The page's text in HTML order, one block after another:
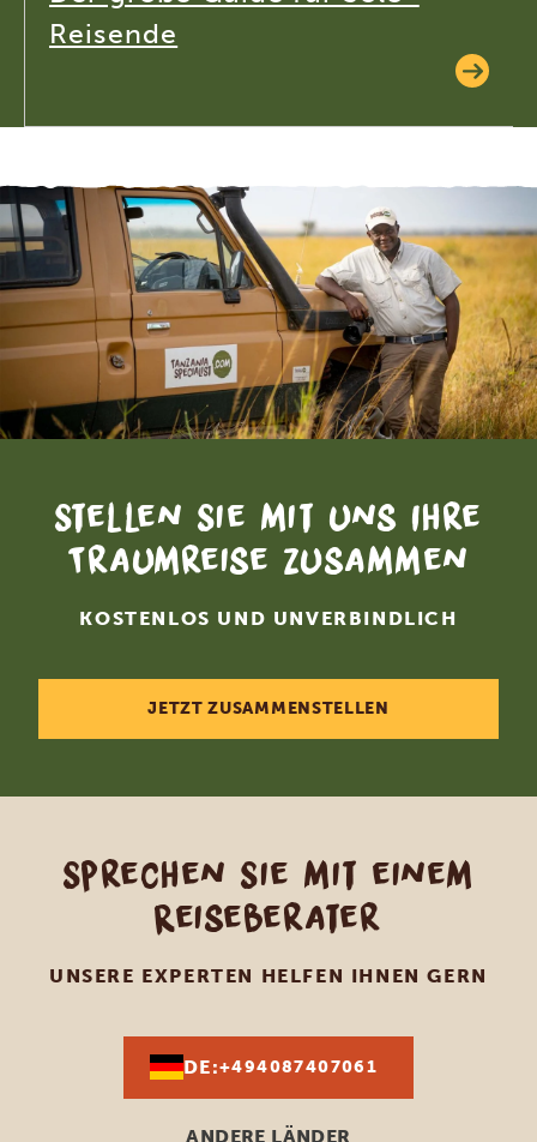
Reisende
Stellen Sie mit uns Ihre
Traumreise zusammen
KOSTENLOS UND UNVERBINDLICH
JETZT ZUSAMMENSTELLEN
Sprechen Sie mit einem
Reiseberater
UNSERE EXPERTEN HELFEN IHNEN GERN
DE:+494087407061
ANDERE LÄNDER